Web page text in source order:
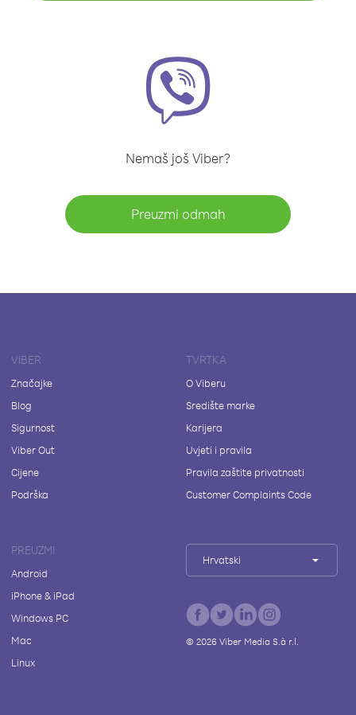
Nemaš još Viber?
Preuzmi odmah
VIBER
Značajke
Blog
Sigurnost
Viber Out
Cijene
Podrška
TVRTKA
O Viberu
Središte marke
Karijera
Uvjeti i pravila
Pravila zaštite privatnosti
Customer Complaints Code
PREUZMI
Android
iPhone & iPad
Windows PC
Mac
Linux
Hrvatski
© 2026Viber Media S.à r.l.